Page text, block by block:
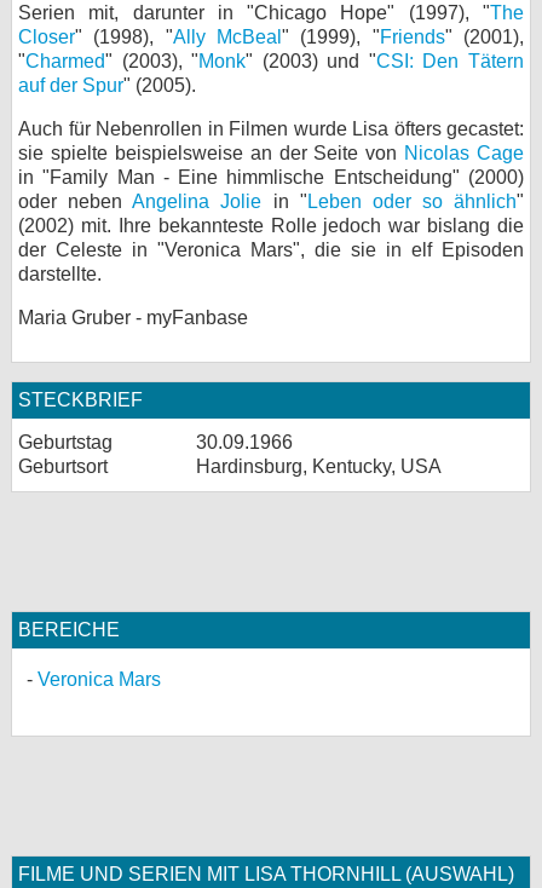
Serien mit, darunter in "Chicago Hope" (1997), "The
Closer" (1998), "Ally McBeal" (1999), "Friends" (2001),
"Charmed" (2003), "Monk" (2003) und "CSI: Den Tätern
auf der Spur" (2005).
Auch für Nebenrollen in Filmen wurde Lisa öfters gecastet:
sie spielte beispielsweise an der Seite von Nicolas Cage
in "Family Man - Eine himmlische Entscheidung" (2000)
oder nebenAngelina Jolie in " Leben oder so ähnlich"
(2002) mit. Ihre bekannteste Rolle jedoch war bislang die
der Celeste in "Veronica Mars", die sie in elf Episoden
darstellte.
Maria Gruber - myFanbase
STECKBRIEF
Geburtstag
30.09.1966
Geburtsort
Hardinsburg, Kentucky, USA
BEREICHE
Veronica Mars
FILME UND SERIEN MIT LISA THORNHILL (AUSWAHL)
Cookie-Einstellungen
Desktop-Ansicht
myFanbase